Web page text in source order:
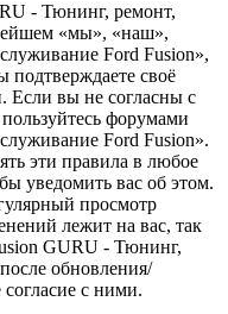
- Тюнинг, ремонт,
«мы», «наш»,
Ford Fusion»,
подтверждаете своё
Если вы не согласны с
форумами
Ford Fusion».
эти правила в любое
уведомить вас об этом.
просмотр
лежит на вас, так
GURU - Тюнинг,
обновления/
с ними.